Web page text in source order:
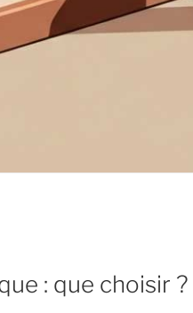
: que choisir ?